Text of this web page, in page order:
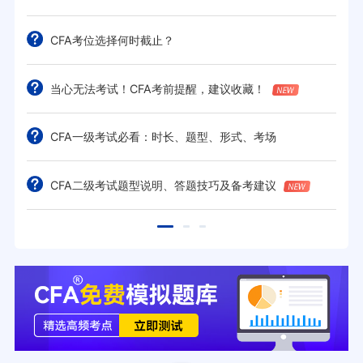
CFA考位选择何时截止？
当心无法考试！CFA考前提醒，建议收藏！
CFA一级考试必看：时长、题型、形式、考场
CFA二级考试题型说明、答题技巧及备考建议